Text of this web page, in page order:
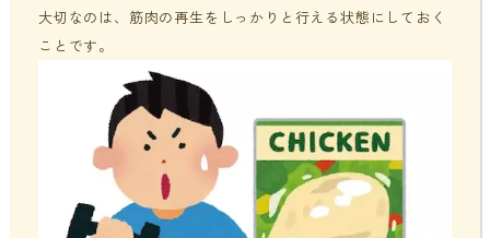
大切なのは、筋肉の再生をしっかりと行える状態にしておく
ことです。